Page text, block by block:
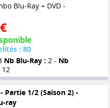
Blu-Ray + DVD -
: 80
Nb Blu-Ray : 2 - Nb
12
Partie 1/2 (Saison 2) -
ray